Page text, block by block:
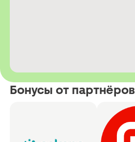
Бонусы от партнёров